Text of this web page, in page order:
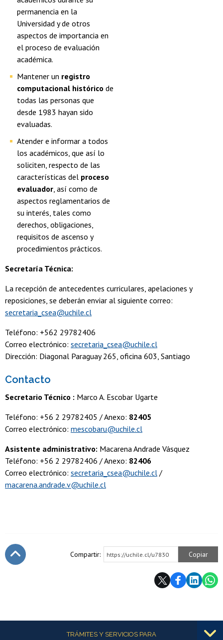
permanencia en la
Universidad y de otros
aspectos de importancia en
el proceso de evaluación
académica.
Mantener un registro
computacional histórico de
todas las personas que
desde 1983 hayan sido
evaluadas.
Atender e informar a todos
los académicos, que así lo
soliciten, respecto de las
características del proceso
evaluador, así como de
aspectos reglamentarios de
su interés, tales como
derechos, obligaciones,
requisitos de ascenso y
procedimientos prácticos.
Secretaría Técnica:
La recepción de antecedentes curriculares, apelaciones y
reposiciones, se deberán enviar al siguiente correo:
secretaria_csea@uchile.cl
Teléfono: +562 29782406
Correo electrónico: secretaria_csea@uchile.cl
Dirección: Diagonal Paraguay 265, oficina 603, Santiago
Contacto
Secretario Técnico : Marco A. Escobar Ugarte
Teléfono: +56 2 29782405 / Anexo: 82405
Correo electrónico: mescobaru@uchile.cl
Asistente administrativo: Macarena Andrade Vásquez
Teléfono: +56 2 29782406 / Anexo: 82406
Correo electrónico: secretaria_csea@uchile.cl /
macarena.andrade.v@uchile.cl
Compartir: https://uchile.cl/u7830 Copiar
Más informaciónTRÁMITES Y SERVICIOS PARA